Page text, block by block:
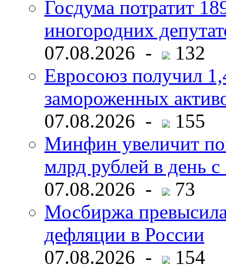
Госдума потратит
иногородних
07.08.2026 -
132
Евросоюз получил
замороженных
07.08.2026 -
155
Минфин увеличит
млрд рублей в день с
07.08.2026 -
73
Мосбиржа
дефляции в России
07.08.2026 -
154